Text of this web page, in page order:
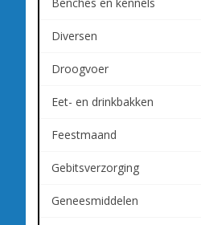
Diversen
Droogvoer
Eet- en drinkbakken
Feestmaand
Gebitsverzorging
Geneesmiddelen